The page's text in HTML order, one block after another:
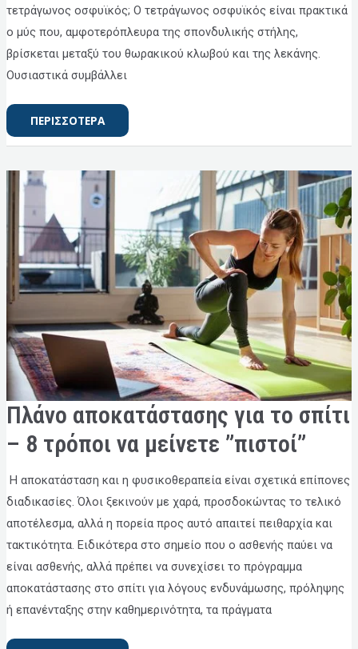
τετράγωνος οσφυϊκός; Ο τετράγωνος οσφυϊκός είναι πρακτικά
ο μύς που, αμφοτερόπλευρα της σπονδυλικής στήλης,
βρίσκεται μεταξύ του θωρακικού κλωβού και της λεκάνης.
Ουσιαστικά συμβάλλει
ΠΕΡΙΣΣΟΤΕΡΑ
Πλάνο αποκατάστασης για το σπίτι
– 8 τρόποι να μείνετε ”πιστοί”
Η αποκατάσταση και η φυσικοθεραπεία είναι σχετικά επίπονες
διαδικασίες. Όλοι ξεκινούν με χαρά, προσδοκώντας το τελικό
αποτέλεσμα, αλλά η πορεία προς αυτό απαιτεί πειθαρχία και
τακτικότητα. Ειδικότερα στο σημείο που ο ασθενής παύει να
είναι ασθενής, αλλά πρέπει να συνεχίσει το πρόγραμμα
αποκατάστασης στο σπίτι για λόγους ενδυνάμωσης, πρόληψης
ή επανένταξης στην καθημερινότητα, τα πράγματα
ΠΛΆΝΟ
ΑΠΟΚΑΤΆΣΤΑΣΗΣ
ΓΙΑ
ΤΟ
ΣΠΊΤΙ
–
ΤΡΌΠΟΙ
ΝΑ
ΜΕΊΝΕΤΕ
”ΠΙΣΤΟΊ”